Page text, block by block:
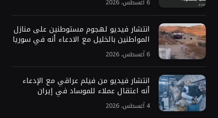
6 أغسطس، 2026
انتشار فيديو لهجوم مستوطنين على منازل
المواطنين بالخليل مع الادعاء أنه في سوريا
6 أغسطس، 2026
انتشار فيديو من فيلم عراقي مع الإدعاء
أنه اعتقال عملاء للموساد في إيران
4 أغسطس، 2026